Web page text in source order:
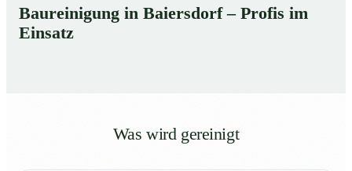
Baureinigung in Baiersdorf – Profis im
Einsatz
Was wird gereinigt